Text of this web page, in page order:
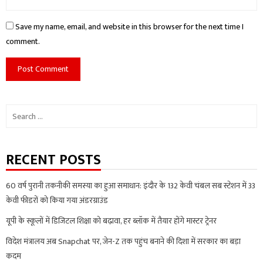
Save my name, email, and website in this browser for the next time I
comment.
Search
RECENT POSTS
60 वर्ष पुरानी तकनीकी समस्या का हुआ समाधान: इंदौर के 132 केवी चंबल सब स्टेशन में 33
केवी फीडरों को किया गया अंडरग्राउंड
यूपी के स्कूलों में डिजिटल शिक्षा को बढ़ावा, हर ब्लॉक में तैयार होंगे मास्टर ट्रेनर
विदेश मंत्रालय अब Snapchat पर, जेन-Z तक पहुंच बनाने की दिशा में सरकार का बड़ा
कदम